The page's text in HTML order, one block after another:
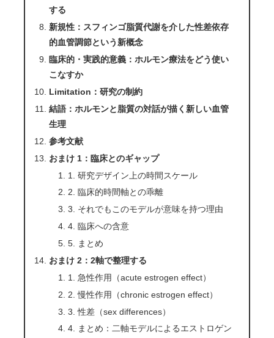
する
新規性：スフィンゴ脂質代謝を介した性差依存
的血管調節という新概念
臨床的・実践的意義：ホルモン療法をどう使い
こなすか
Limitation：研究の制約
結語：ホルモンと脂質の対話が描く新しい血管
生理
参考文献
おまけ 1：臨床とのギャップ
1. 研究デザイン上の時間スケール
2. 臨床的時間軸との乖離
3. それでもこのモデルが意味を持つ理由
4. 臨床への含意
5. まとめ
おまけ 2：2軸で整理する
1. 急性作用（acute estrogen effect）
2. 慢性作用（chronic estrogen effect）
3. 性差（sex differences）
4. まとめ：二軸モデルによるエストロゲン